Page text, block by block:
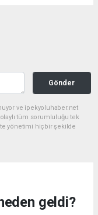
Gönder
ve ipekyoluhaber.net
tüm sorumluluğu tek
yönetimi hiçbir şekilde
geldi?